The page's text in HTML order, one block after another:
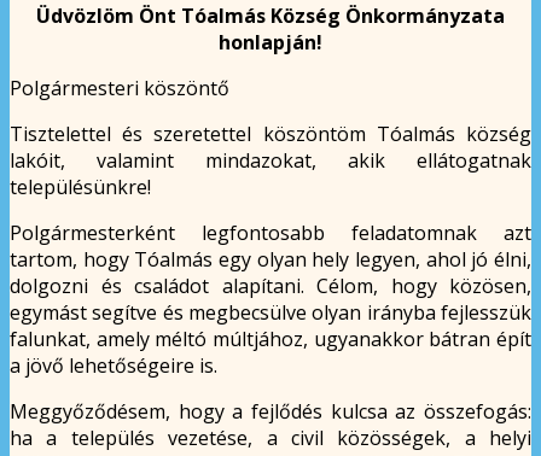
Üdvözlöm Önt Tóalmás Község Önkormányzata
honlapján!
Polgármesteri köszöntő
Tisztelettel és szeretettel köszöntöm Tóalmás község
lakóit, valamint mindazokat, akik ellátogatnak
településünkre!
Polgármesterként legfontosabb feladatomnak azt
tartom, hogy Tóalmás egy olyan hely legyen, ahol jó élni,
dolgozni és családot alapítani. Célom, hogy közösen,
egymást segítve és megbecsülve olyan irányba fejlesszük
falunkat, amely méltó múltjához, ugyanakkor bátran épít
a jövő lehetőségeire is.
Meggyőződésem, hogy a fejlődés kulcsa az összefogás:
ha a település vezetése, a civil közösségek, a helyi